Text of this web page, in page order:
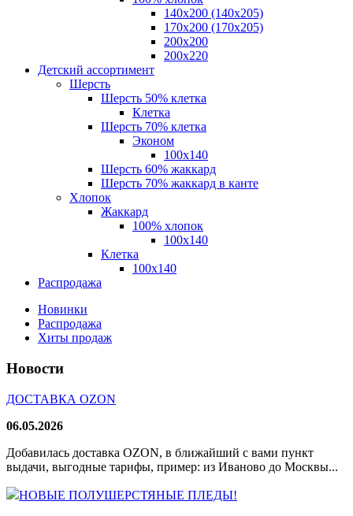
140x200 (140х205)
170x200 (170х205)
200х200
200х220
Детский ассортимент
Шерсть
Шерсть 50% клетка
Клетка
Шерсть 70% клетка
Эконом
100x140
Шерсть 60% жаккард
Шерсть 70% жаккард в канте
Хлопок
Жаккард
100% хлопок
100x140
Клетка
100х140
Распродажа
Новинки
Распродажа
Хиты продаж
Новости
ДОСТАВКА OZON
06.05.2026
Добавилась доставка OZON, в ближайший с вами пункт
выдачи, выгодные тарифы, пример: из Иваново до Москвы...
НОВЫЕ ПОЛУШЕРСТЯНЫЕ ПЛЕДЫ!